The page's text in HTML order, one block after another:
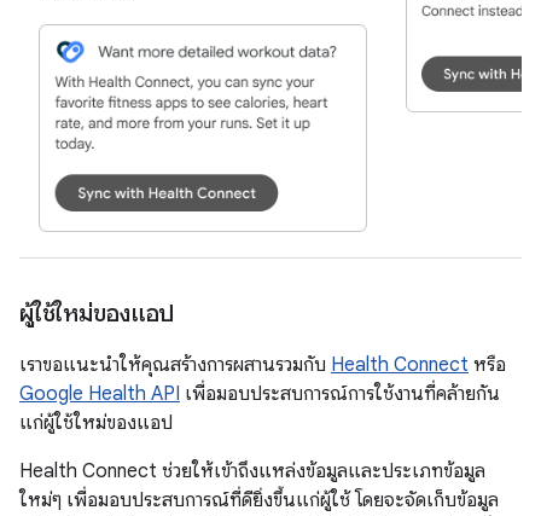
ผู้ใช้ใหม่ของแอป
เราขอแนะนำให้คุณสร้างการผสานรวมกับ Health Connect หรือ
Google Health API เพื่อมอบประสบการณ์การใช้งานที่คล้ายกัน
แก่ผู้ใช้ใหม่ของแอป
Health Connect ช่วยให้เข้าถึงแหล่งข้อมูลและประเภทข้อมูล
ใหม่ๆ เพื่อมอบประสบการณ์ที่ดียิ่งขึ้นแก่ผู้ใช้ โดยจะจัดเก็บข้อมูล